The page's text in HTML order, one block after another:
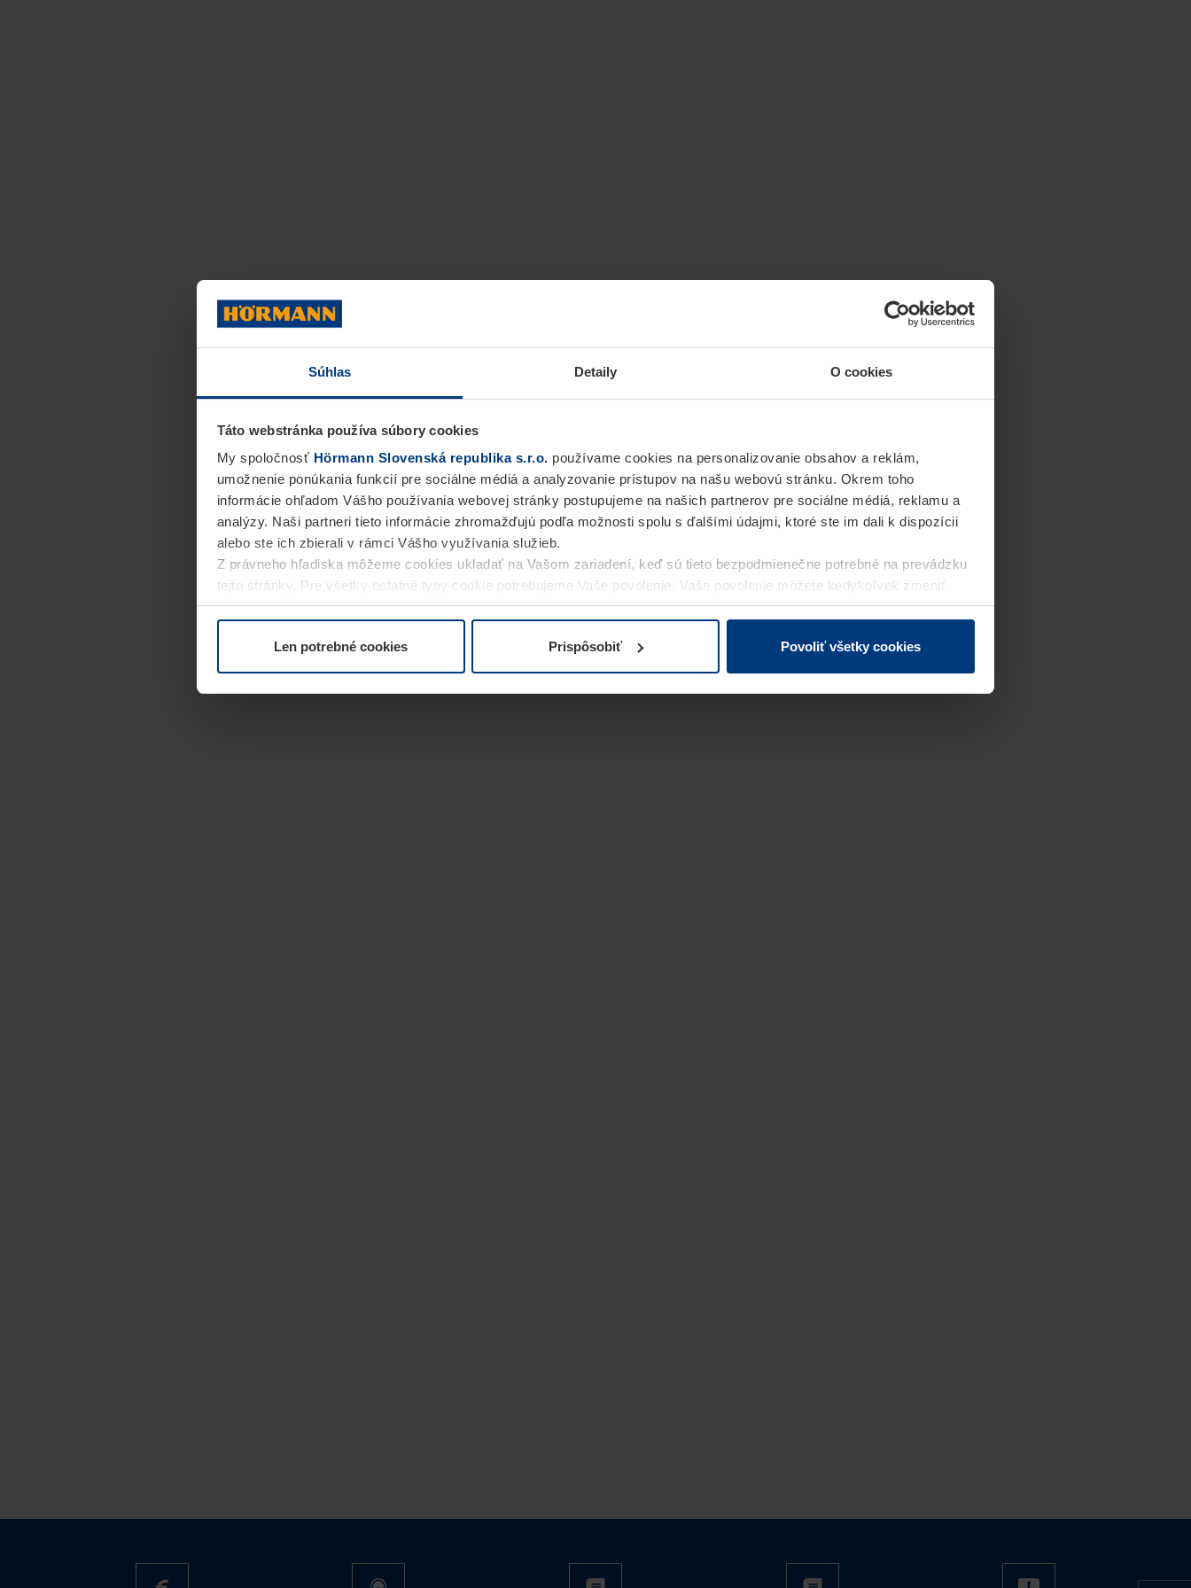
Súhlas Detaily O cookies
Táto webstránka používa súbory cookies
My spoločnosť Hörmann Slovenská republika s.r.o. používame cookies na personalizovanie obsahov a reklám,
umožnenie ponúkania funkcií pre sociálne médiá a analyzovanie prístupov na našu webovú stránku. Okrem toho
informácie ohľadom Vášho používania webovej stránky postupujeme na našich partnerov pre sociálne médiá, reklamu a
analýzy. Naši partneri tieto informácie zhromažďujú podľa možnosti spolu s ďalšími údajmi, ktoré ste im dali k dispozícii
alebo ste ich zbierali v rámci Vášho využívania služieb.
Z právneho hľadiska môžeme cookies ukladať na Vašom zariadení, keď sú tieto bezpodmienečne potrebné na prevádzku
tejto stránky. Pre všetky ostatné typy cookie potrebujeme Vaše povolenie. Vaše povolenie môžete kedykoľvek zmeniť
alebo odvolať vo vysvetlení cookie na stránkeVyhlásenie o ochrane osobných údajovnašej webovej stránky.
Len potrebné cookies Prispôsobiť Povoliť všetky cookies